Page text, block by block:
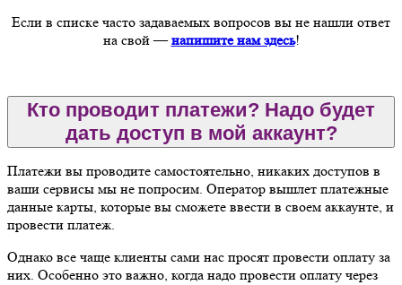
Если в списке часто задаваемых вопросов вы не нашли ответ
на свой —напишите нам здесь!
Кто проводит платежи? Надо будет
дать доступ в мой аккаунт?
Платежи вы проводите самостоятельно, никаких доступов в
ваши сервисы мы не попросим. Оператор вышлет платежные
данные карты, которые вы сможете ввести в своем аккаунте, и
провести платеж.
Однако все чаще клиенты сами нас просят провести оплату за
них. Особенно это важно, когда надо провести оплату через